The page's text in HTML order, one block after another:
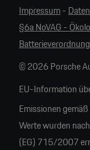
Impressum-
§6a NoVAG -
Batterieverordnung
© 2026 Porsche
EU-Information
Emissionen
Werte wurden
(EG) 715/2007